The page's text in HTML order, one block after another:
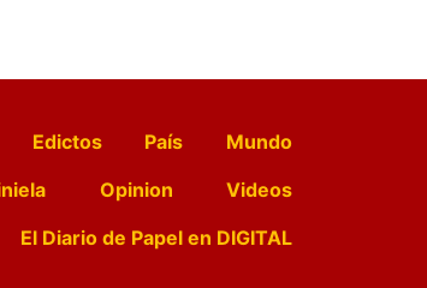
Edictos País
Mundo
Opinion
Videos
El Diario de Papel en DIGITAL